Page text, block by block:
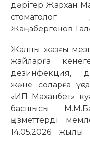
дәрігер Жархан
стоматолог
Жаңабергенов
Жалпы жазғы
жайларға
дезинфекция,
және соларға
«ИП Маханбет»
басшысы
қызметтерді
14.05.2026 жылы